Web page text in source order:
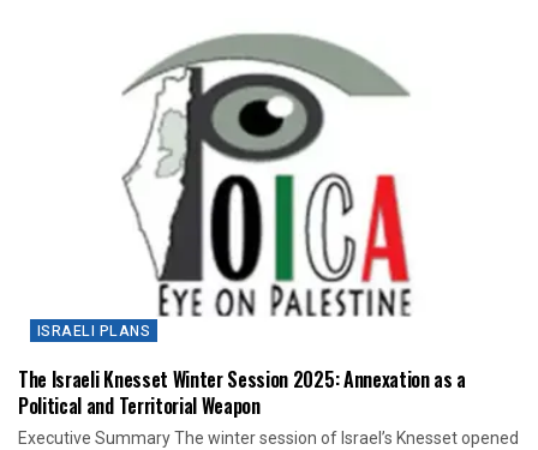
ISRAELI PLANS
The Israeli Knesset Winter Session 2025: Annexation as a
Political and Territorial Weapon
Executive Summary The winter session of Israel’s Knesset opened